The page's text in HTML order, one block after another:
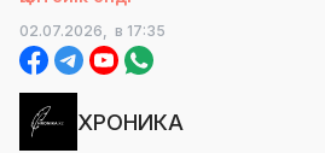
02.07.2026, в 17:35
ХРОНИКА